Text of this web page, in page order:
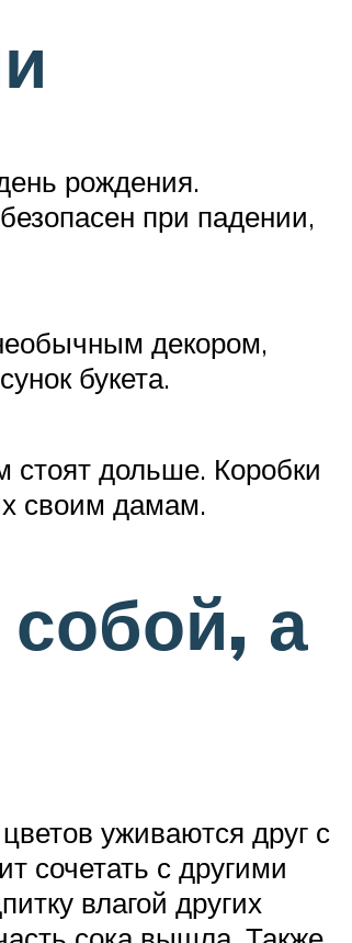
рождения.
при падении,
декором,
букета.
стоят дольше. Коробки
своим дамам.
а
уживаются друг с
сочетать с другими
влагой других